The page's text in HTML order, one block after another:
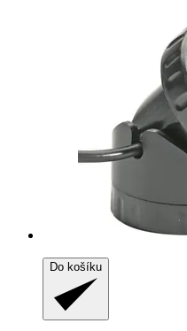
Do košíku